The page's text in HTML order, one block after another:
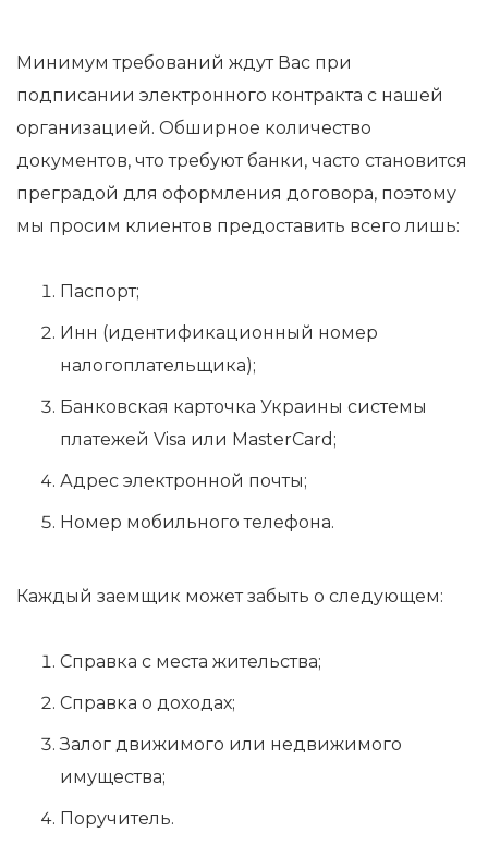
Минимум требований ждут Вас при
подписании электронного контракта с нашей
организацией. Обширное количество
документов, что требуют банки, часто становится
преградой для оформления договора, поэтому
мы просим клиентов предоставить всего лишь:
Паспорт;
Инн (идентификационный номер
налогоплательщика);
Банковская карточка Украины системы
платежей Visa или MasterCard;
Адрес электронной почты;
Номер мобильного телефона.
Каждый заемщик может забыть о следующем:
Справка с места жительства;
Справка о доходах;
Залог движимого или недвижимого
имущества;
Поручитель.